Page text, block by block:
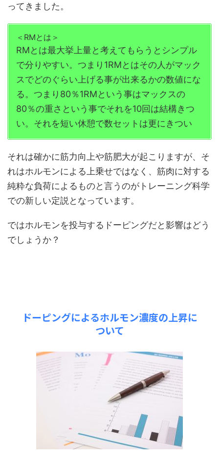
ってきました。
＜RMとは＞
RMとは最大挙上量と考えてもらうとシンプル
で分りやすい。つまり1RMとはその人がマック
スでどのぐらい上げる事が出来るかの数値にな
る。つまり80％1RMという事はマックスの
80％の重さという事でそれを10回は結構きつ
い。それを短い休憩で数セットは更にきつい
それは確かに筋力向上や筋肥大が起こりますが、そ
れはホルモンによる上乗せではなく、筋肉に対する
純粋な負荷によるものと言うのがトレーニング科学
での新しい定説となっています。
ではホルモンを投与するドーピングだと影響はどう
でしょうか？
ドーピングによるホルモン濃度の上昇に
ついて